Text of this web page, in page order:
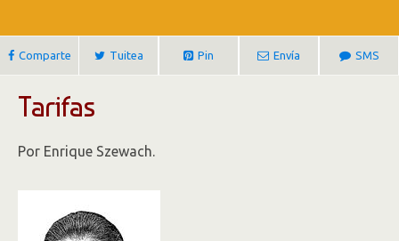
Comparte Tuitea Pin Envía SMS
Tarifas
Por Enrique Szewach.